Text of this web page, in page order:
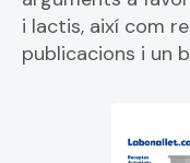
i lactis, així com
publicacions i un